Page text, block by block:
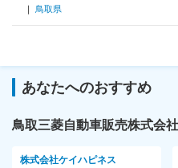
鳥取松並店/人員30名（
理、アシスタント） ・
屋店/人員5名（内訳：営
タント） 変更の範囲
鳥取県
あなたへのおすすめ
鳥取三菱自動車販売株式会
株式会社ケイハピネス